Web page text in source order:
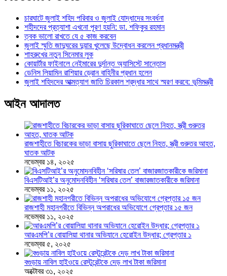
চারঘাটে জুলাই শহিদ পরিবার ও জুলাই যোদ্ধাদের সংবর্ধনা
শহীদদের প্রত্যাশা এখনো পূরণ হয়নি: ডা. শফিকুর রহমান
ত্বক ভালো রাখতে যে ৫ কাজ করবেন
জুলাই স্মৃতি জাদুঘরের দুয়ার খুলেছে উদ্বোধন করলেন প্রধানমন্ত্রী
শাহরুখের নতুন সিনেমার লুক
কোয়ার্টার ফাইনালে নেইমারের দুর্দান্ত অ্যাসিস্টে সান্তোস
ডেনিস লিয়ামিন রাশিয়ার ড্রোন বাহিনীর প্রধান হলেন
জুলাই শহিদদের আত্মত্যাগ জাতি চিরকাল শ্রদ্ধার সাথে স্মরণ করবে: ভূমিমন্ত্রী
আইন আদালত
রাজশাহীতে বিচারকের ভাড়া বাসায় ছুরিকাঘাতে ছেলে নিহত, স্ত্রী গুরুতর আহত,
ঘাতক আটক
নভেম্বর ১৪, ২০২৫
বিএসটিআই’র অনুমোদনবিহীন ‘সরিষার তেল’ বাজারজাতকারীকে জরিমানা
নভেম্বর ১১, ২০২৫
রাজশাহী মহানগরীতে বিভিন্ন অপরাধের অভিযোগে গ্রেপ্তার ১৫ জন
নভেম্বর ১১, ২০২৫
আরএমপি’র বোয়ালিয়া থানার অভিযানে হেরোইন উদ্ধার; গ্রেপ্তার ১
নভেম্বর ৫, ২০২৫
বগুড়ায় নাবিল হাইওয়ে রেস্টুরেন্টকে দেড় লাখ টাকা জরিমানা
অক্টোবর ৩১, ২০২৫